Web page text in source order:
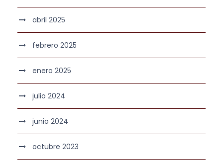
abril 2025
febrero 2025
enero 2025
julio 2024
junio 2024
octubre 2023